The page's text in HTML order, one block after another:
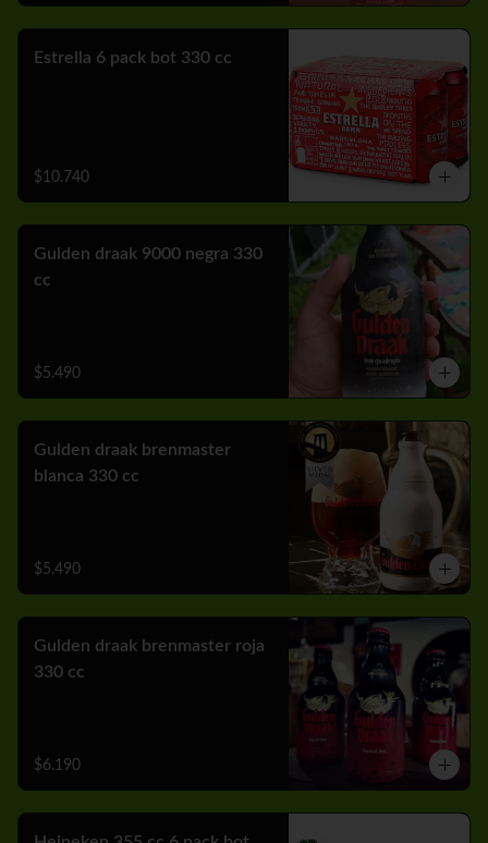
Estrella 6 pack bot 330 cc
$10.740
Gulden draak 9000 negra 330
cc
$5.490
Gulden draak brenmaster
blanca 330 cc
$5.490
Gulden draak brenmaster roja
330 cc
$6.190